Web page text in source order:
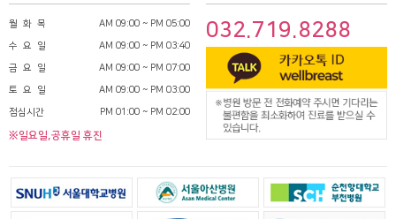
월 화 목 AM 09:00 ~ PM 05:00
수 요 일 AM 09:00 ~ PM 03:40
금 요 일 AM 09:00 ~ PM 07:00
토 요 일 AM 09:00 ~ PM 03:00
점심시간 PM 01:00 ~ PM 02:00
※일요일,공휴일 휴진
032.719.8288